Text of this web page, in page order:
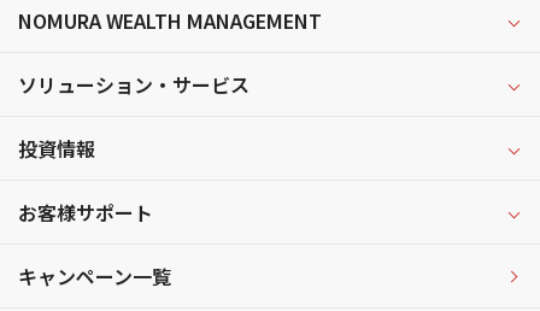
NOMURA WEALTH MANAGEMENT
ソリューション・サービス
投資情報
お客様サポート
キャンペーン一覧